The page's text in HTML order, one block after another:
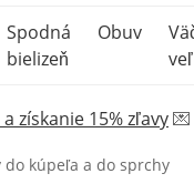
Spodná
bielizeň
Obuv
získanie 15% zľavy💌
do kúpeľa a do sprchy